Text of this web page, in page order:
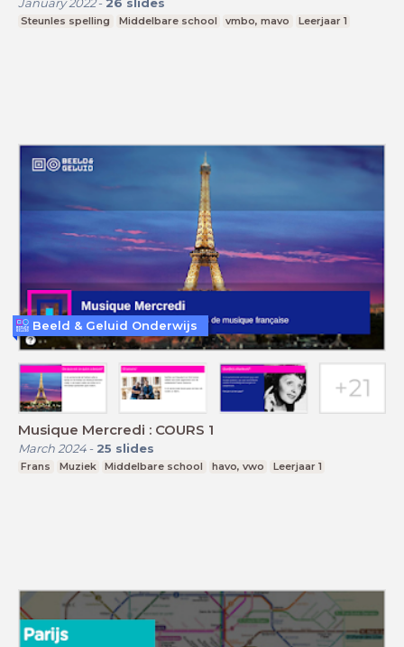
Steunles spelling Middelbare school vmbo, mavo Leerjaar 1
Musique Mercredi : COURS 1
March 2024- 25 slides
Frans Muziek Middelbare school havo, vwo Leerjaar 1
Beeld & Geluid Onderwijs